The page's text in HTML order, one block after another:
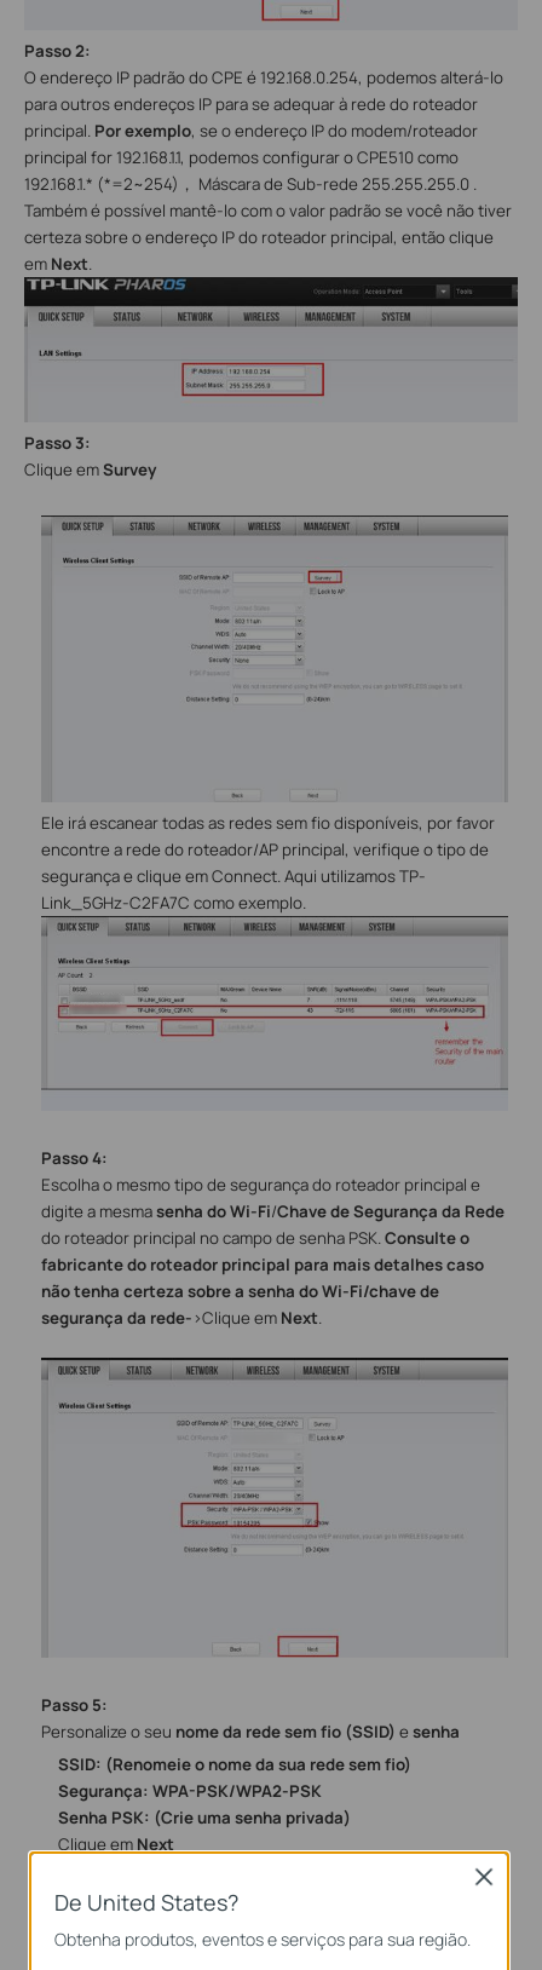
Passo 2:
O endereço IP padrão do CPE é 192.168.0.254, podemos alterá-lo
para outros endereços IP para se adequar à rede do roteador
principal. Por exemplo, se o endereço IP do modem/roteador
principal for 192.168.1.1, podemos configurar o CPE510 como
192.168.1.* (*=2~254) ， Máscara de Sub-rede 255.255.255.0 .
Também é possível mantê-lo com o valor padrão se você não tiver
certeza sobre o endereço IP do roteador principal, então clique
em Next.
Passo 3:
Clique emSurvey
Ele irá escanear todas as redes sem fio disponíveis, por favor
encontre a rede do roteador/AP principal, verifique o tipo de
segurança e clique em Connect. Aqui utilizamos TP-
Link_5GHz-C2FA7C como exemplo.
Passo4:
Escolha o mesmo tipo de segurança do roteador principal e
digite a mesmasenha do Wi-Fi/Chave de Segurança da Rede
do roteador principal no campo de senha PSK.Consulte o
fabricante do roteador principal para mais detalhes caso
não tenha certeza sobre a senha do Wi-Fi/chave de
segurança da rede- >Clique em Next.
Passo 5:
Personalize o seu nome da rede sem fio (SSID) esenha
SSID: (Renomeie o nome da sua rede sem fio)
Segurança: WPA-PSK/WPA2-PSK
Senha PSK: (Crie uma senha privada)
Clique em Next
De United States?
Obtenha produtos, eventos e serviços para sua região.
Close